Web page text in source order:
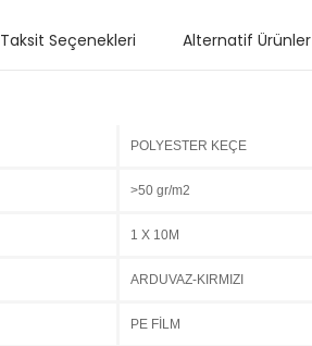
Taksit Seçenekleri Alternatif Ürünler
POLYESTER KEÇE
>50 gr/m2
1 X 10M
ARDUVAZ-KIRMIZI
PE FİLM